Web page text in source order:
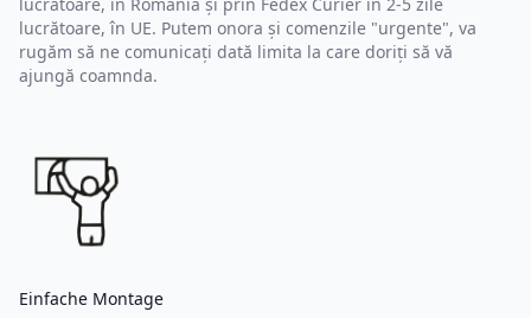
lucrătoare, în UE. Putem onora și comenzile "urgente", va
rugăm să ne comunicați dată limita la care doriți să vă
ajungă coamnda.
Einfache Montage